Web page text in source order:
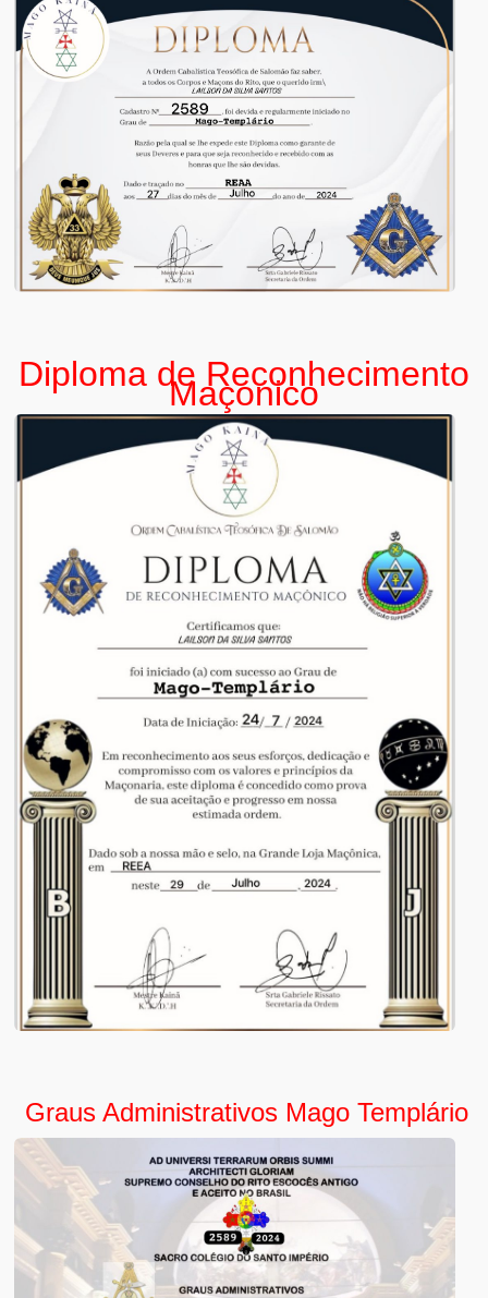
Diploma de Reconhecimento
Maçonico
Graus Administrativos Mago Templário